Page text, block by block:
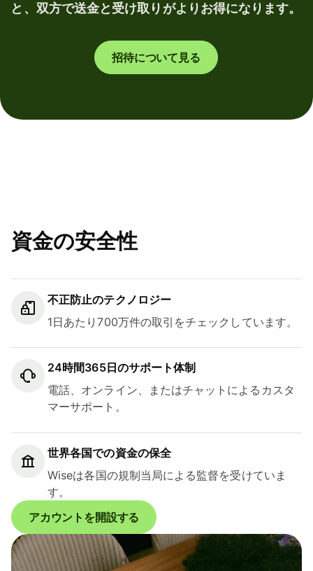
と、双方で送金と受け取りがよりお得になります。
招待について見る
資金の安全性
不正防止のテクノロジー
1日あたり700万件の取引をチェックしています。
24時間365日のサポート体制
電話、オンライン、またはチャットによるカスタ
マーサポート。
世界各国での資金の保全
Wiseは各国の規制当局による監督を受けていま
す。
アカウントを開設する